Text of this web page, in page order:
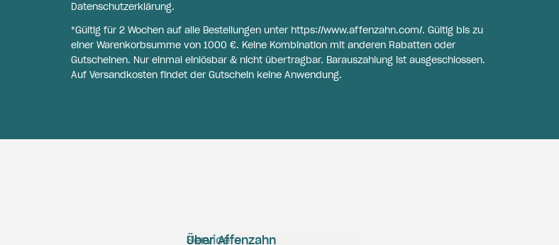
Datenschutzerklärung.
*Gültig für 2 Wochen auf alle Bestellungen unter https://www.affenzahn.com/. Gültig bis zu
einer Warenkorbsumme von 1000 €. Keine Kombination mit anderen Rabatten oder
Gutscheinen. Nur einmal einlösbar & nicht übertragbar. Barauszahlung ist ausgeschlossen.
Auf Versandkosten findet der Gutschein keine Anwendung.
Service
Über Affenzahn